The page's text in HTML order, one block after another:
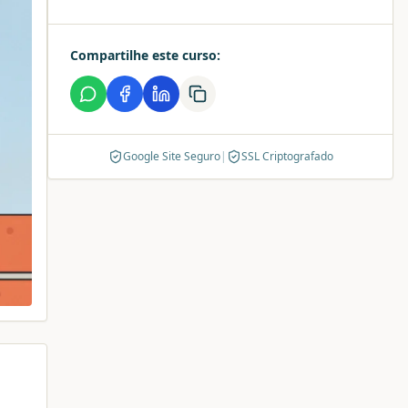
Compartilhe este curso:
Google Site Seguro| SSL Criptografado